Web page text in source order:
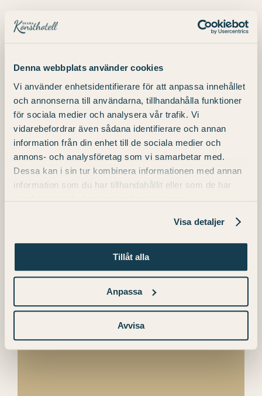
Denna webbplats använder cookies
Vi använder enhetsidentifierare för att anpassa innehållet
och annonserna till användarna, tillhandahålla funktioner
för sociala medier och analysera vår trafik. Vi
vidarebefordrar även sådana identifierare och annan
information från din enhet till de sociala medier och
annons- och analysföretag som vi samarbetar med.
Dessa kan i sin tur kombinera informationen med annan
information som du har tillhandahållit eller som de har
Visa detaljer
Tillåt alla
Anpassa
Avvisa
Detaljer
Datum:
2025-11-28
Telefon
+46 (0) 511 – 31 00 00